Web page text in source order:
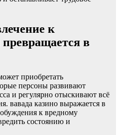
к
превращается в
приобретать
персоны развивают
и регулярно отыскивают всё
вавада казино выражается в
к вредному
состоянию и